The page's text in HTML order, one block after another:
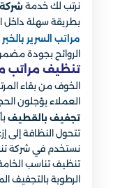
نرتب لك خدمة
بطريقة سهلة داخل
مراتب السرير بالخبر
الروائح بجودة
تنظيف مراتب
الخوف من بقاء
العملاء يؤجلون
تجفيف بالقطيف
تتحول النظافة إلى
نستخدم في شركة
تنظيف تناسب
الرطوبة بالتجفيف